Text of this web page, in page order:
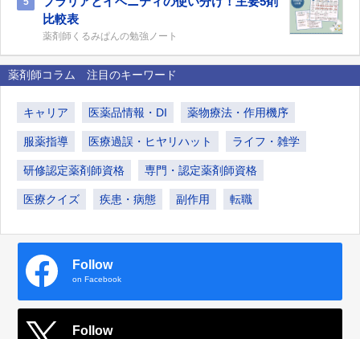
比較表
薬剤師くるみぱんの勉強ノート
薬剤師コラム 注目のキーワード
キャリア 医薬品情報・DI 薬物療法・作用機序
服薬指導 医療過誤・ヒヤリハット ライフ・雑学
研修認定薬剤師資格 専門・認定薬剤師資格
医療クイズ 疾患・病態 副作用 転職
Follow
on Facebook
Follow